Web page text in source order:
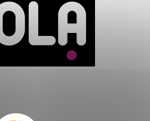
sezásadami ochrany